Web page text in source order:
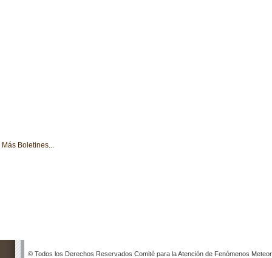
Más Boletines...
© Todos los Derechos Reservados Comité para la Atención de Fenómenos